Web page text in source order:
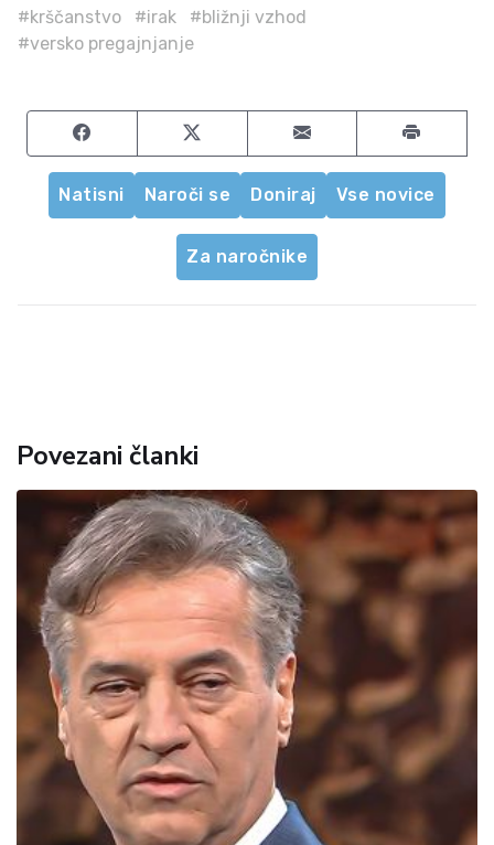
#krščanstvo #irak
#bližnji vzhod
#versko pregajnjanje
Share on FacebookShare on TwitterShare by email
Natisni Naroči se Doniraj Vse novice
Za naročnike
Povezani članki